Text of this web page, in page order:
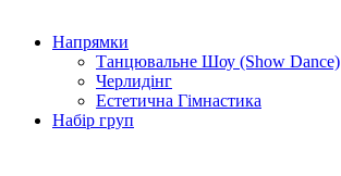
Напрямки
Танцювальне Шоу (Show Dance)
Черлидінг
Естетична Гімнастика
Набір груп